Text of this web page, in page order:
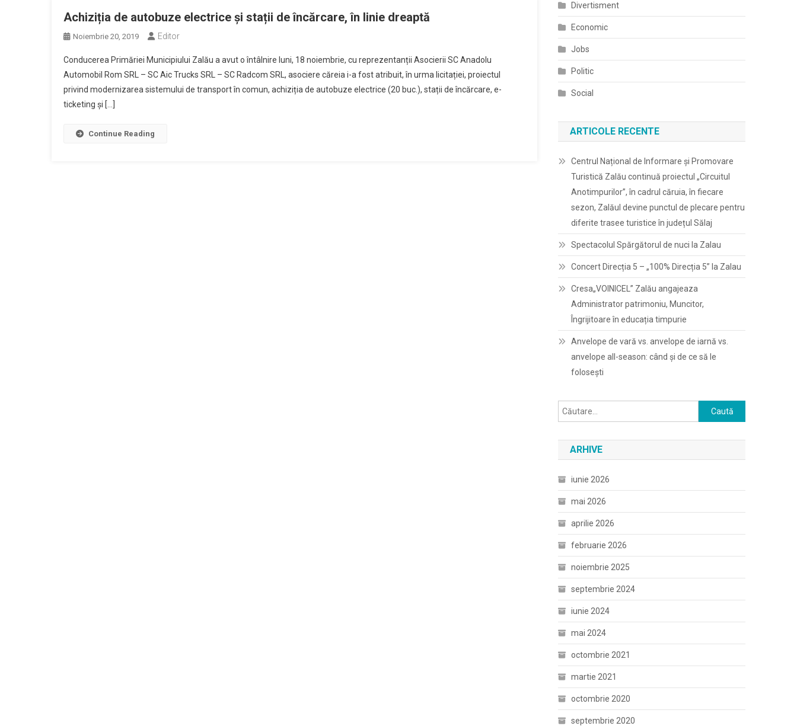
Achiziția de autobuze electrice și stații de încărcare, în linie dreaptă
Noiembrie 20, 2019 Editor
Conducerea Primăriei Municipiului Zalău a avut o întâlnire luni, 18 noiembrie, cu reprezentanții Asocierii SC Anadolu
Automobil Rom SRL – SC Aic Trucks SRL – SC Radcom SRL, asociere căreia i-a fost atribuit, în urma licitației, proiectul
privind modernizarea sistemului de transport în comun, achiziția de autobuze electrice (20 buc.), stații de încărcare, e-
ticketing și […]
Continue Reading
Divertisment
Economic
Jobs
Politic
Social
ARTICOLE RECENTE
Centrul Național de Informare și Promovare
Turistică Zalău continuă proiectul „Circuitul
Anotimpurilor”, în cadrul căruia, în fiecare
sezon, Zalăul devine punctul de plecare pentru
diferite trasee turistice în județul Sălaj
Spectacolul Spărgătorul de nuci la Zalau
Concert Direcția 5 – „100% Direcția 5” la Zalau
Cresa„VOINICEL” Zalău angajeaza
Administrator patrimoniu, Muncitor,
Îngrijitoare în educația timpurie
Anvelope de vară vs. anvelope de iarnă vs.
anvelope all-season: când și de ce să le
folosești
Caută
după:
ARHIVE
iunie 2026
mai 2026
aprilie 2026
februarie 2026
noiembrie 2025
septembrie 2024
iunie 2024
mai 2024
octombrie 2021
martie 2021
octombrie 2020
septembrie 2020